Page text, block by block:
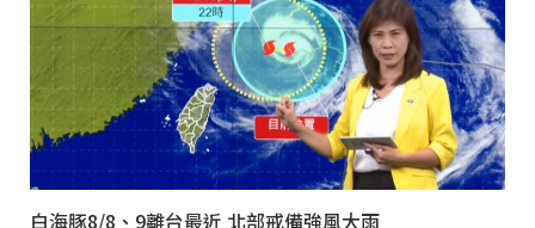
白海豚8/8、9離台最近 北部戒備強風大雨